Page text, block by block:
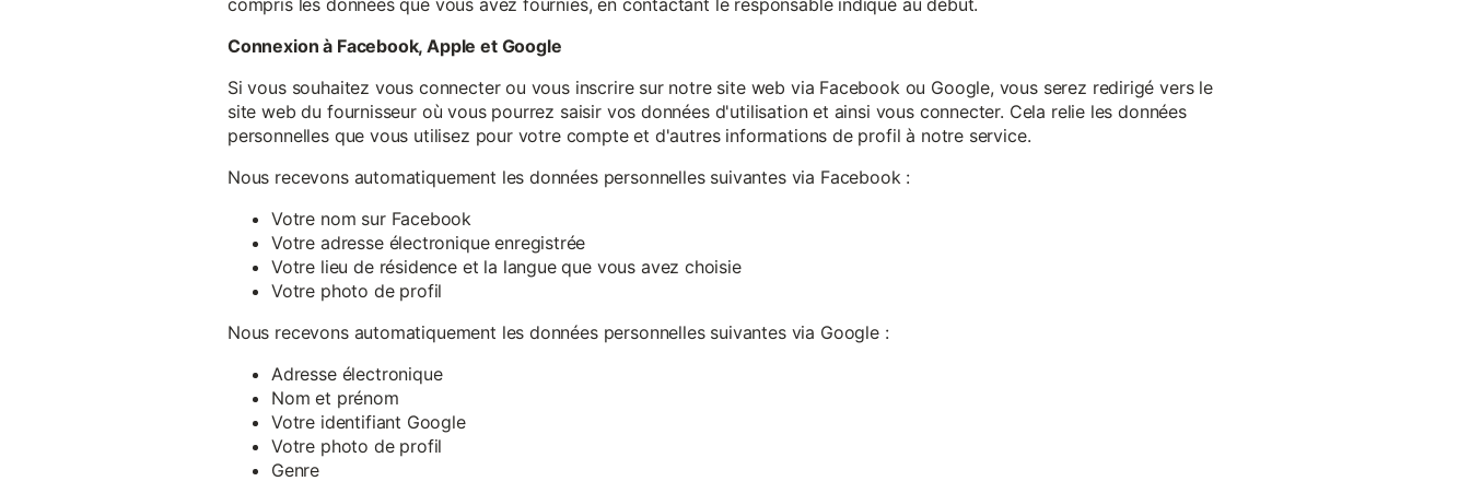
Connexion à Facebook, Apple et Google
Si vous souhaitez vous connecter ou vous inscrire sur notre site web via Facebook ou Google, vous serez redirigé vers le
site web du fournisseur où vous pourrez saisir vos données d'utilisation et ainsi vous connecter. Cela relie les données
personnelles que vous utilisez pour votre compte et d'autres informations de profil à notre service.
Nous recevons automatiquement les données personnelles suivantes via Facebook :
Votre nom sur Facebook
Votre adresse électronique enregistrée
Votre lieu de résidence et la langue que vous avez choisie
Votre photo de profil
Nous recevons automatiquement les données personnelles suivantes via Google :
Adresse électronique
Nom et prénom
Votre identifiant Google
Votre photo de profil
Genre